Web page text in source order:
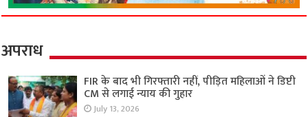
अपराध
FIR के बाद भी गिरफ्तारी नहीं, पीड़ित महिलाओं ने डिप्टी
CM से लगाई न्याय की गुहार
July 13, 2026